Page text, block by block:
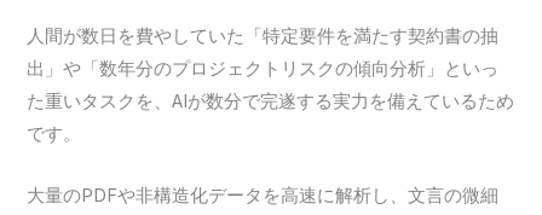
人間が数日を費やしていた「特定要件を満たす契約書の抽
出」や「数年分のプロジェクトリスクの傾向分析」といっ
た重いタスクを、AIが数分で完遂する実力を備えているため
です。
大量のPDFや非構造化データを高速に解析し、文言の微細